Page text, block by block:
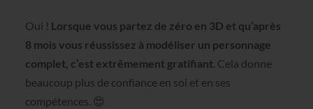
Oui ! Lorsque vous partez de zéro en 3D et qu’après
8 mois vous réussissez à modéliser un personnage
complet, c’est extrêmement gratifiant. Cela donne
beaucoup plus de confiance en soi et en ses
compétences. 😍